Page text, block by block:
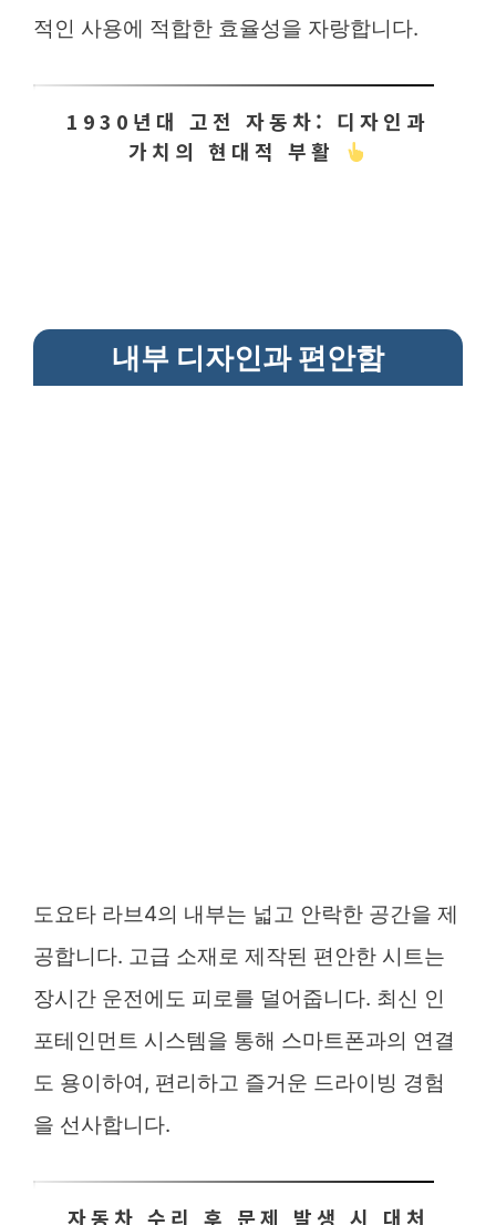
적인 사용에 적합한 효율성을 자랑합니다.
1930년대 고전 자동차: 디자인과
가치의 현대적 부활
내부 디자인과 편안함
도요타 라브4의 내부는 넓고 안락한 공간을 제
공합니다. 고급 소재로 제작된 편안한 시트는
장시간 운전에도 피로를 덜어줍니다. 최신 인
포테인먼트 시스템을 통해 스마트폰과의 연결
도 용이하여, 편리하고 즐거운 드라이빙 경험
을 선사합니다.
자동차 수리 후 문제 발생 시 대처